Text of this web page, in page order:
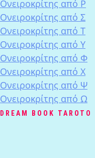
Ονειροκρίτης από Ρ
Ονειροκρίτης από Σ
Ονειροκρίτης από Τ
Ονειροκρίτης από Υ
Ονειροκρίτης από Φ
Ονειροκρίτης από Χ
Ονειροκρίτης από Ψ
Ονειροκρίτης από Ω
DREAM BOOK TAROTO